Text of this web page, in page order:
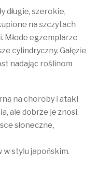
długie, szerokie,
na szczytach
Młode egzemplarze
cylindryczny. Gałęzie
nadając roślinom
na choroby i ataki
ale dobrze je znosi.
słoneczne,
w stylu japońskim.